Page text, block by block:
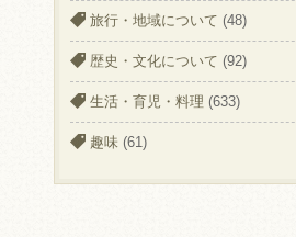
旅行・地域について (48)
歴史・文化について (92)
生活・育児・料理 (633)
趣味 (61)